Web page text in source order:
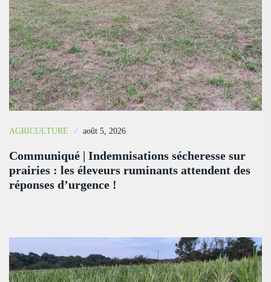
AGRICULTURE août 5, 2026
Communiqué | Indemnisations sécheresse sur
prairies : les éleveurs ruminants attendent des
réponses d’urgence !